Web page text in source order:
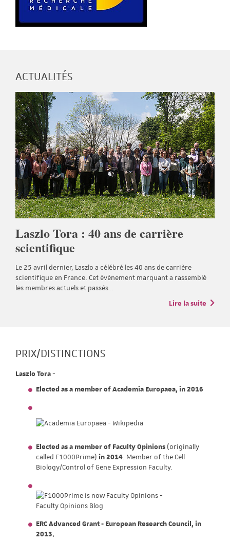
ACTUALITÉS
Laszlo Tora : 40 ans de carrière
scientifique
Le 25 avril dernier, Laszlo a célébré les 40 ans de carrière
scientifique en France. Cet événement marquant a rassemblé
les membres actuels et passés…
Lire la suite
PRIX/DISTINCTIONS
Laszlo Tora-
Elected as a member of Academia Europaea, in 2016
Elected as a member of Faculty Opinions (originally
called F1000Prime) in 2014. Member of the Cell
Biology/Control of Gene Expression Faculty.
ERC Advanced Grant - European Research Council, in
2013.